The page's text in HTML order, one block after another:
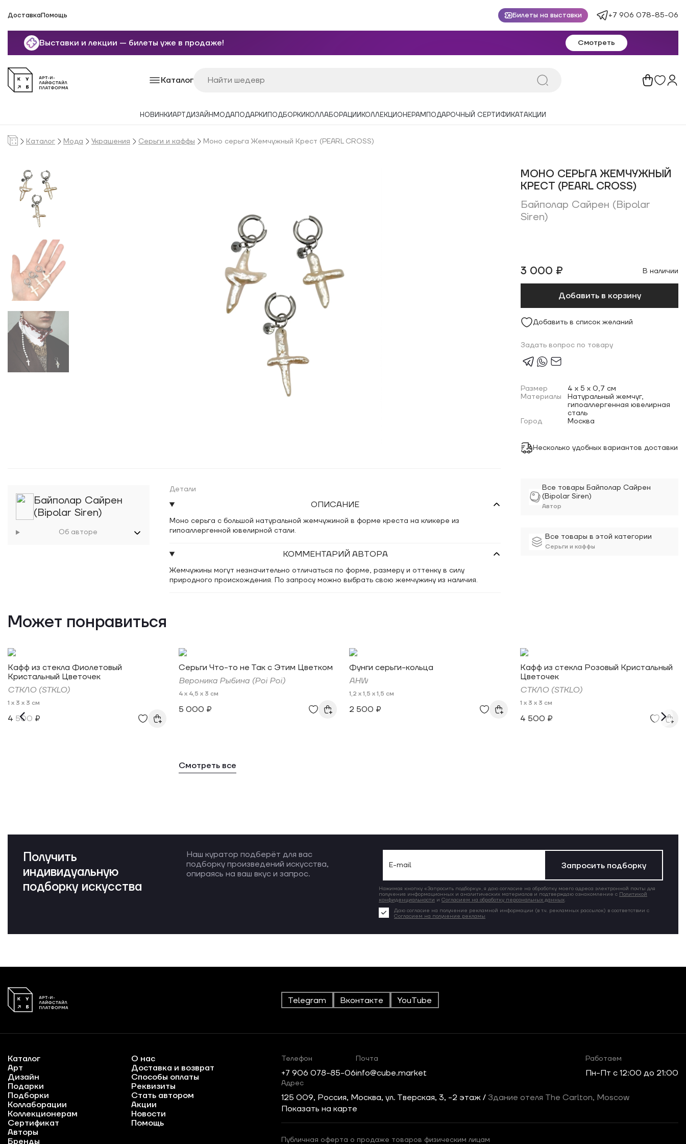
ДоставкаПомощь Билеты на выставки +7 906 078-85-06
Выставки и лекции — билеты уже в продаже! Смотреть
Каталог
НОВИНКИАРТДИЗАЙН МОДАПОДАРКИ ПОДБОРКИ КОЛЛАБОРАЦИИ КОЛЛЕКЦИОНЕРАМ ПОДАРОЧНЫЙ СЕРТИФИКАТАКЦИИ
Каталог Мода Украшения Серьги и каффы Моно серьга Жемчужный Крест (PEARL CROSS)
МОНО СЕРЬГА ЖЕМЧУЖНЫЙ
КРЕСТ (PEARL CROSS)
Байполар Сайрен (Bipolar
Siren)
3 000 ₽ В наличии
Добавить в корзину
Добавить в список желаний
Задать вопрос по товару
Размер
4 x 5 x 0,7 см
Материалы
Натуральный жемчуг,
гипоаллергенная ювелирная
сталь
Город
Москва
Несколько удобных вариантов доставки
Все товары Байполар Сайрен
(Bipolar Siren)
Автор
Все товары в этой категории
Серьги и каффы
Байполар Сайрен
(Bipolar Siren)
Об авторе
Детали
ОПИСАНИЕ
Моно серьга с большой натуральной жемчужиной в форме креста на кликере из
гипоаллергенной ювелирной стали.
КОММЕНТАРИЙ АВТОРА
Жемчужины могут незначительно отличаться по форме, размеру и оттенку в силу
природного происхождения. По запросу можно выбрать свою жемчужину из наличия.
Может понравиться
Кафф из стекла Фиолетовый
Кристальный Цветочек
СТКЛО (STKLO)
1 x 3 x 3 см
4 500 ₽
Серьги Что-то не Так с Этим Цветком
Вероника Рыбина (Poi Poi)
4 x 4,5 x 3 см
5 000 ₽
Фунги серьги-кольца
AHW
1,2 x 1,5 x 1,5 см
2 500 ₽
Кафф из стекла Розовый Кристальный
Цветочек
СТКЛО (STKLO)
1 x 3 x 3 см
4 500 ₽
Смотреть все
Получить
индивидуальную
подборку искусства
Наш куратор подберёт для вас
подборку произведений искусства,
опираясь на ваш вкус и запрос.
Запросить подборку
Нажимая кнопку «Запросить подборку», я даю согласие на обработку моего адреса электронной почты для
получения информационных и аналитических материалов и подтверждаю ознакомление с Политикой
конфиденциальности и Согласием на обработку персональных данных.
Даю согласие на получение рекламной информации (в т.ч. рекламных рассылок) в соответствии с
Согласием на получение рекламы
Telegram Вконтакте YouTube
Каталог
Арт
Дизайн
Подарки
Подборки
Коллаборации
Коллекционерам
Сертификат
Авторы
Бренды
О нас
Доставка и возврат
Способы оплаты
Реквизиты
Стать автором
Акции
Новости
Помощь
Телефон
+7 906 078-85-06
Почта
info@cube.market
Работаем
Пн-Пт c 12:00 до 21:00
Адрес
125 009, Россия, Москва, ул. Тверская, 3, -2 этаж / Здание отеля The Carlton, Moscow
Показать на карте
Публичная оферта о продаже товаров физическим лицам